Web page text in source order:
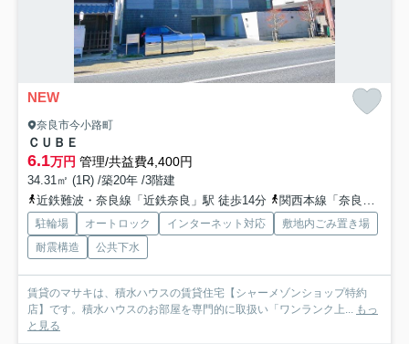
NEW
奈良市今小路町
ＣＵＢＥ
6.1万円 管理/共益費4,400円
34.31㎡ (1R) /築20年 /3階建
近鉄難波・奈良線「近鉄奈良」駅 徒歩14分
関西本線「奈良」駅 徒歩28分
駐輪場 オートロック インターネット対応
敷地内ごみ置き場
耐震構造
公共下水
賃貸のマサキは、積水ハウスの賃貸住宅【シャーメゾンショップ特約
店】です。積水ハウスのお部屋を専門的に取扱い「ワンランク上... もっ
と見る